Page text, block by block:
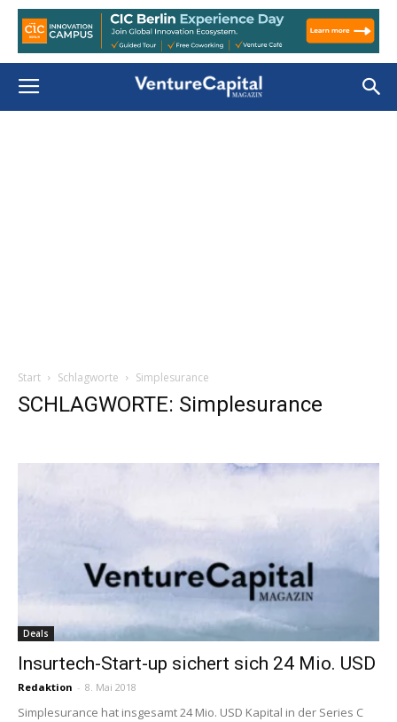
Start Schlagworte Simplesurance
SCHLAGWORTE: Simplesurance
Deals
Insurtech-Start-up sichert sich 24 Mio. USD
Redaktion - 8. Mai 2018
Simplesurance hat insgesamt 24 Mio. USD Kapital in der Series C